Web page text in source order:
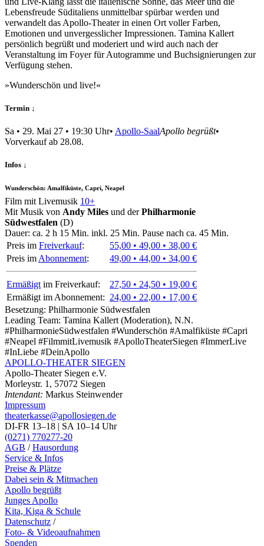
Lebensfreude Süditaliens unmittelbar spürbar werden und
verwandelt das Apollo-Theater in einen Ort voller Farben,
Emotionen und unvergesslicher Impressionen. Tamina Kallert
persönlich begrüßt und moderiert und wird auch nach der
Veranstaltung im Foyer für Autogramme und Buchsignierungen zur
Verfügung stehen.
»Wunderschön und live!«
Termin ↓
Sa • 29. Mai 27 • 19:30 Uhr• Apollo-SaalApollo begrüßt•
Vor­verkauf ab 28.08.
Infos ↓
Wunderschön: Amalfiküste, Capri, Neapel
Film mit Livemusik 10+
Mit Musik von Andy Miles und derPhilharmonie
Südwestfalen (D)
Dauer: ca. 2 h 15 Min. inkl. 25 Min. Pause nach ca. 45 Min.
Preis im Freiverkauf:
55,00 • 49,00 • 38,00 €
Preis im Abonnement: 49,00 • 44,00 • 34,00 €
Ermäßigt im Freiverkauf:
27,50 • 24,50 • 19,00 €
Ermäßigt im Abonnement: 24,00 • 22,00 • 17,00 €
Besetzung: Philharmonie Südwestfalen
Leading Team: Tamina Kallert (Moderation), N.N.
#PhilharmonieSüdwestfalen #Wunderschön #Amalfiküste #Capri
#Neapel #FilmmitLivemusik #ApolloTheaterSiegen #ImmerLive
#InLiebe #DeinApollo
APOLLO-THEATER SIEGEN
Apollo-Theater Siegen e.V.
Morleystr. 1, 57072 Siegen
Intendant: Markus Steinwender
Impressum
theaterkasse@apollosiegen.de
DI-FR 13–18 | SA 10–14 Uhr
(0271) 770277-20
AGB /Hausordung
Service & Infos
Preise & Plätze
Dabei sein & Mitmachen
Apollo begrüßt
Junges Apollo
Kita, Kiga & Schule
Datenschutz /
Foto- & Videoaufnahmen
Spenden